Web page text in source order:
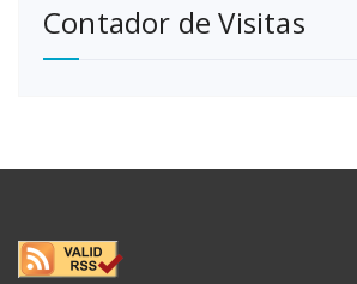
Contador de Visitas